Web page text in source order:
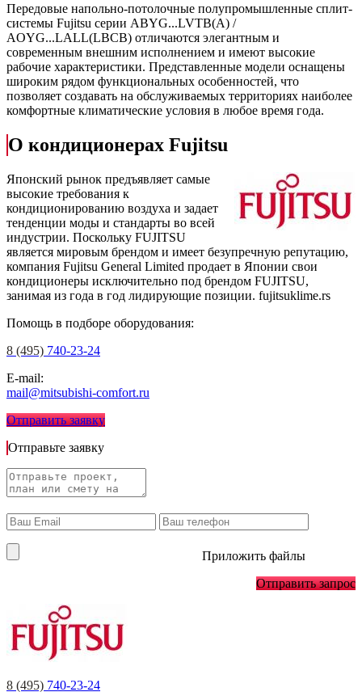
Передовые напольно-потолочные полупромышленные сплит-
системы Fujitsu серии ABYG...LVTB(A) /
AOYG...LALL(LBCB) отличаются элегантным и
современным внешним исполнением и имеют высокие
рабочие характеристики. Представленные модели оснащены
широким рядом функциональных особенностей, что
позволяет создавать на обслуживаемых территориях наиболее
комфортные климатические условия в любое время года.
О кондиционерах Fujitsu
Японский рынок предъявляет самые
высокие требования к
кондиционированию воздуха и задает
тенденции моды и стандарты во всей
индустрии. Поскольку FUJITSU
является мировым брендом и имеет безупречную репутацию,
компания Fujitsu General Limited продает в Японии свои
кондиционеры исключительно под брендом FUJITSU,
занимая из года в год лидирующие позиции. fujitsuklime.rs
Помощь в подборе оборудования:
8 (495) 740-23-24
E-mail:
mail@mitsubishi-comfort.ru
Отправить заявку
Отправьте заявку
Приложить файлы
Отправить запрос
8 (495) 740-23-24